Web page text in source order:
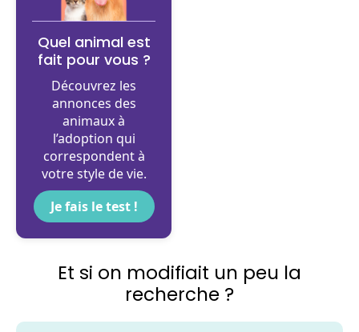
Quel animal est
fait pour vous ?
Découvrez les
annonces des
animaux à
l’adoption qui
correspondent à
votre style de vie.
Je fais le test !
Et si on modifiait un peu la
recherche ?